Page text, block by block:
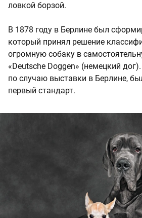
ловкой борзой.
В 1878 году в Берлине был
который принял решение
огромную собаку в
«Deutsche Doggen» (немецкий
по случаю выставки в Берлине,
первый стандарт.